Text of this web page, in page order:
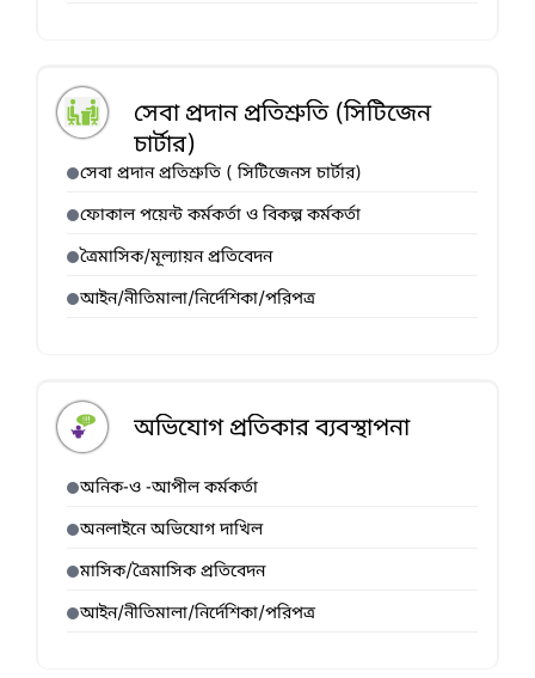
সেবা প্রদান প্রতিশ্রুতি (সিটিজেন
চার্টার)
সেবা প্রদান প্রতিশ্রুতি ( সিটিজেনস চার্টার)
ফোকাল পয়েন্ট কর্মকর্তা ও বিকল্প কর্মকর্তা
ত্রৈমাসিক/মূল্যায়ন প্রতিবেদন
আইন/নীতিমালা/নির্দেশিকা/পরিপত্র
অভিযোগ প্রতিকার ব্যবস্থাপনা
অনিক-ও -আপীল কর্মকর্তা
অনলাইনে অভিযোগ দাখিল
মাসিক/ত্রৈমাসিক প্রতিবেদন
আইন/নীতিমালা/নির্দেশিকা/পরিপত্র